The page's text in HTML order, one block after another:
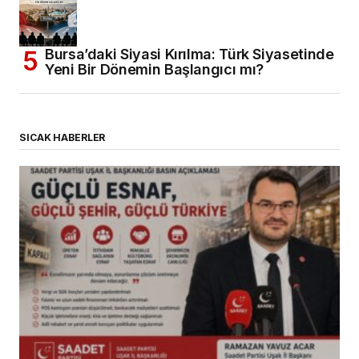
Bursa’daki Siyasi Kırılma: Türk Siyasetinde
Yeni Bir Dönemin Başlangıcı mı?
SICAK HABERLER
(başlıksız)